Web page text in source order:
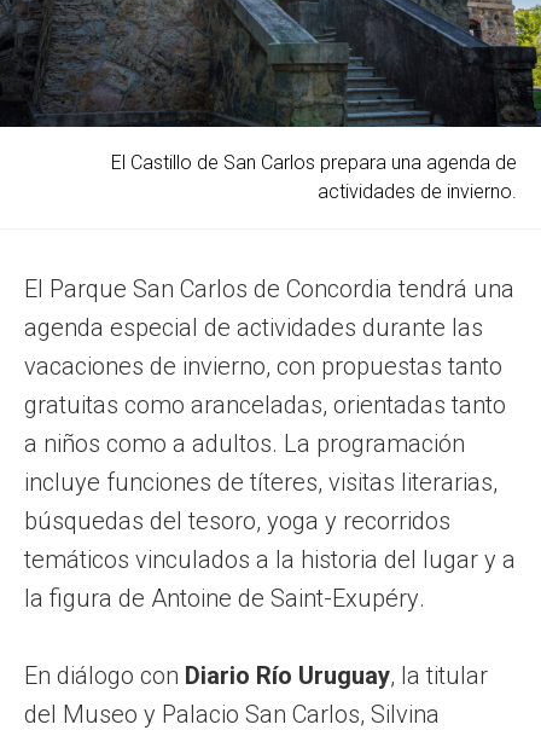
El Castillo de San Carlos prepara una agenda de
actividades de invierno.
El Parque San Carlos de Concordia tendrá una
agenda especial de actividades durante las
vacaciones de invierno, con propuestas tanto
gratuitas como aranceladas, orientadas tanto
a niños como a adultos. La programación
incluye funciones de títeres, visitas literarias,
búsquedas del tesoro, yoga y recorridos
temáticos vinculados a la historia del lugar y a
la figura de Antoine de Saint-Exupéry.
En diálogo con Diario Río Uruguay, la titular
del Museo y Palacio San Carlos, Silvina